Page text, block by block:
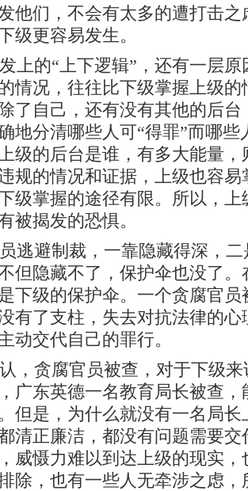
他们，不会有太多的遭打击之
级更容易发生。
上的“上下逻辑”，还有一层原
情况，往往比下级掌握上级的
了自己，还有没有其他的后台
地分清哪些人可“得罪”而哪些
级的后台是谁，有多大能量，
规的情况和证据，上级也容易
级掌握的途径有限。所以，上
被揭发的恐惧。
逃避制裁，一靠隐藏得深，二
但隐藏不了，保护伞也没了。
下级的保护伞。一个贪腐官员
有了支柱，失去对抗法律的心
动交代自己的罪行。
，贪腐官员被查，对于下级来
广东英德一名教育局长被查，
但是，为什么就没有一名局长
清正廉洁，都没有问题需要交
威慑力难以到达上级的现实，
除，也有一些人无牵涉之虑，